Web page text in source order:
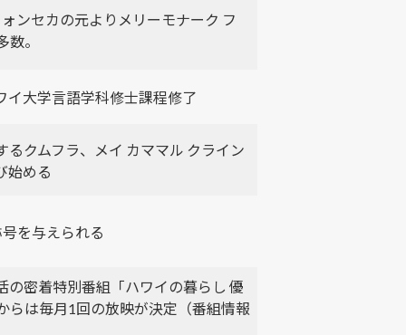
ンセカの元よりメリーモナーク フ
。
イ大学言語学科修士課程修了
るクムフラ、メイ カママル クライン
始める
を与えられる
の密着特別番組「ハワイの暮らし 優
らは毎月1回の放映が決定（番組情報